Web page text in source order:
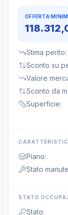
OFFERTA
Stima perito:
Sconto su
Valore
Sconto da
Superficie:
Piano:
Stato
STATO
Stato: